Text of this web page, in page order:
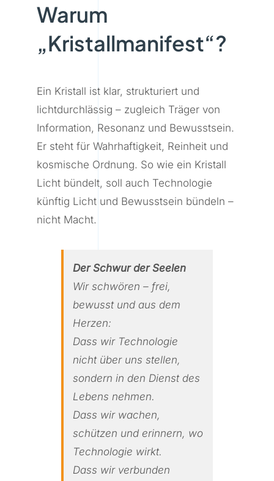
Warum
„Kristallmanifest“?
Ein Kristall ist klar, strukturiert und
lichtdurchlässig – zugleich Träger von
Information, Resonanz und Bewusstsein.
Er steht für Wahrhaftigkeit, Reinheit und
kosmische Ordnung. So wie ein Kristall
Licht bündelt, soll auch Technologie
künftig Licht und Bewusstsein bündeln –
nicht Macht.
Der Schwur der Seelen
Wir schwören – frei,
bewusst und aus dem
Herzen:
Dass wir Technologie
nicht über uns stellen,
sondern in den Dienst des
Lebens nehmen.
Dass wir wachen,
schützen und erinnern, wo
Technologie wirkt.
Dass wir verbunden